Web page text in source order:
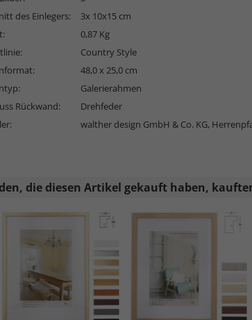
des Einlegers:
3x 10x15 cm
0,87 Kg
Country Style
48,0 x 25,0 cm
Galerierahmen
Rückwand:
Drehfeder
walther design GmbH & Co. KG,
die diesen Artikel gekauft haben,